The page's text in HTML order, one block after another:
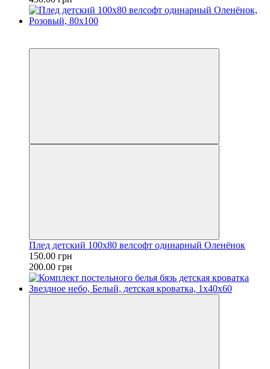
Плед детский 100х80 велсофт одинарный Оленёнок
150.00 грн
200.00 грн